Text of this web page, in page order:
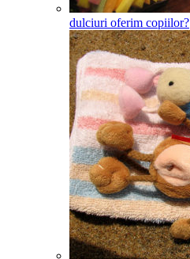
dulciuri oferim copiilor?